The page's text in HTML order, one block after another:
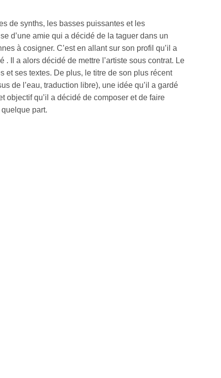
de synths, les basses puissantes et les
d’une amie qui a décidé de la taguer dans un
à cosigner. C’est en allant sur son profil qu’il a
. Il a alors décidé de mettre l’artiste sous contrat. Le
et ses textes. De plus, le titre de son plus récent
de l’eau, traduction libre), une idée qu’il a gardé
objectif qu’il a décidé de composer et de faire
part.